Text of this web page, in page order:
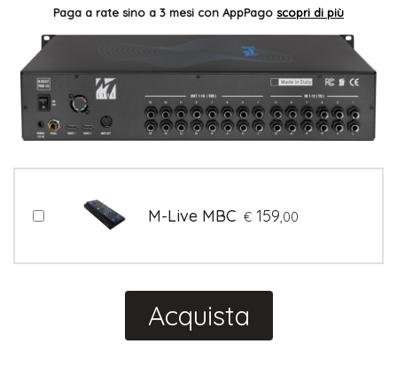
Paga a rate sino a 3 mesi con AppPago scopri di più
M-Live MBC € 159,00
Acquista